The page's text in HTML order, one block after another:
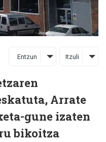
Entzun Itzuli
Arrate
gune izaten
bikoitza